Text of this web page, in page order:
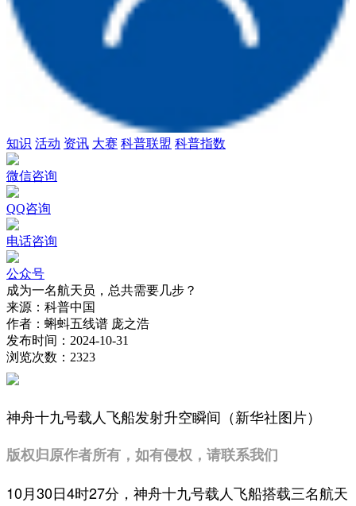
知识 活动 资讯 大赛 科普联盟 科普指数
微信咨询
QQ咨询
电话咨询
公众号
成为一名航天员，总共需要几步？
来源： 科普中国
作者： 蝌蚪五线谱 庞之浩
发布时间： 2024-10-31
浏览次数： 2323
神舟十九号载人飞船发射升空瞬间（新华社图片）
版权归原作者所有，如有侵权，请联系我们
10月30日4时27分，神舟十九号载人飞船搭载三名航天